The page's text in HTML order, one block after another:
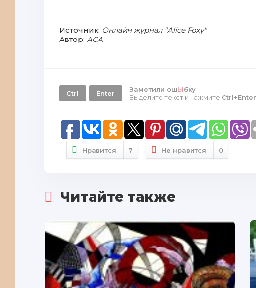
Источник: Онлайн журнал "Alice Foxy"
Автор: АСА
Ctrl Enter Заметили ошЫбку
Выделите текст и нажмите Ctrl+Enter
Нравится 7 Не нравится 0
Читайте также